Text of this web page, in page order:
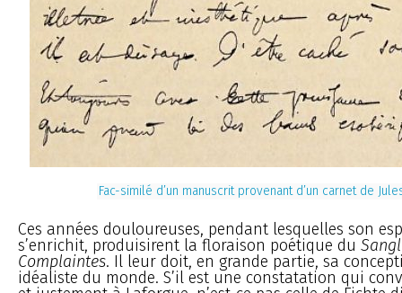
Fac-similé d’un manuscrit provenant d’un carnet de
Ces années douloureuses, pendant lesquelles son
s’enrichit, produisirent la floraison poétique du
Complaintes. Il leur doit, en grande partie, sa
idéaliste du monde. S’il est une constatation qui